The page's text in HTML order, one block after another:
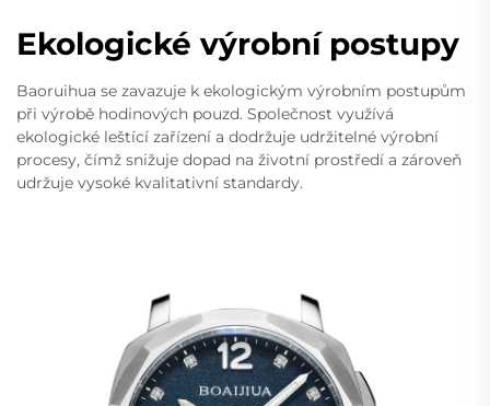
Ekologické výrobní postupy
Baoruihua se zavazuje k ekologickým výrobním postupům
při výrobě hodinových pouzd. Společnost využívá
ekologické leštící zařízení a dodržuje udržitelné výrobní
procesy, čímž snižuje dopad na životní prostředí a zároveň
udržuje vysoké kvalitativní standardy.